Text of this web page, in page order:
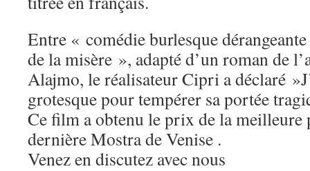
Entre « comédie burlesque
de la misère », adapté d’un roman de
Alajmo, le réalisateur Cipri a déclaré
grotesque pour tempérer sa portée
Ce film a obtenu le prix de la meilleure
dernière Mostra de Venise .
Venez en discutez avec nous